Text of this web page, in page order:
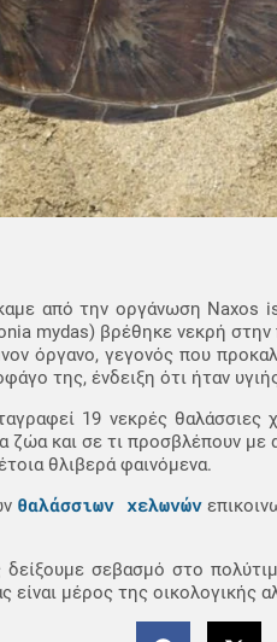
από την οργάνωση Naxos
mydas) βρέθηκε νεκρή
όργανο, γεγονός που
της, ένδειξη ότι ήταν
19 νεκρές
και σε τι προσβλέπουν με
θλιβερά φαινόμενα.
θαλάσσιων χελωνών
σεβασμό στο
είναι μέρος της οικολογικής